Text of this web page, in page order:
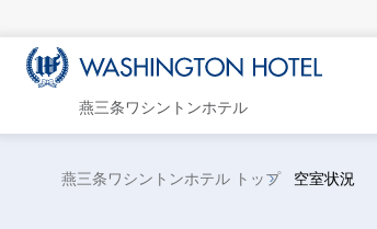
燕三条ワシントンホテル
燕三条ワシントンホテル トップ 空室状況